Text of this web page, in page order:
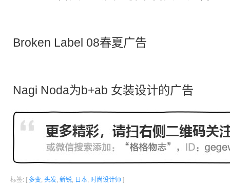
Broken Label 08春夏广告
Nagi Noda为b+ab 女装设计的广告
标签: [ 多变, 头发, 新锐, 日本, 时尚设计师 ]